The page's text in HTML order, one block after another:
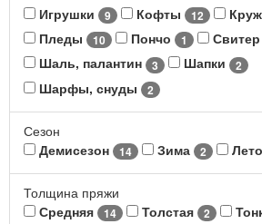
Игрушки 9 Кофты 12
Пледы 10 Пончо 1 Свитер
Шаль, палантин 3 Шапки 2
Шарфы, снуды 2
Сезон
Демисезон
14 Зима 2 Лето
Толщина пряжи
Средняя
14 Толстая 2